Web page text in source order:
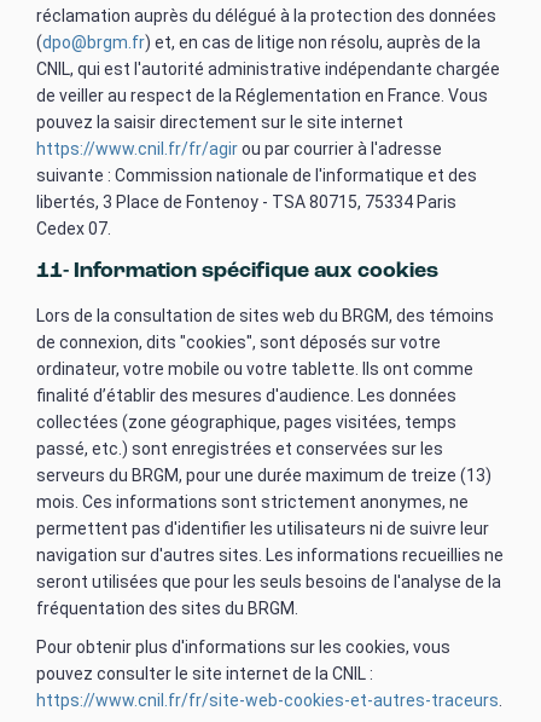
réclamation auprès du délégué à la protection des données
(dpo@brgm.fr) et, en cas de litige non résolu, auprès de la
CNIL, qui est l'autorité administrative indépendante chargée
de veiller au respect de la Réglementation en France. Vous
pouvez la saisir directement sur le site internet
https://www.cnil.fr/fr/agirou par courrier à l'adresse
suivante : Commission nationale de l'informatique et des
libertés, 3 Place de Fontenoy - TSA 80715, 75334 Paris
Cedex 07.
11- Information spécifique aux cookies
Lors de la consultation de sites web du BRGM, des témoins
de connexion, dits "cookies", sont déposés sur votre
ordinateur, votre mobile ou votre tablette. Ils ont comme
finalité d’établir des mesures d'audience. Les données
collectées (zone géographique, pages visitées, temps
passé, etc.) sont enregistrées et conservées sur les
serveurs du BRGM, pour une durée maximum de treize (13)
mois. Ces informations sont strictement anonymes, ne
permettent pas d'identifier les utilisateurs ni de suivre leur
navigation sur d'autres sites. Les informations recueillies ne
seront utilisées que pour les seuls besoins de l'analyse de la
fréquentation des sites du BRGM.
Pour obtenir plus d'informations sur les cookies, vous
pouvez consulter le site internet de la CNIL :
https://www.cnil.fr/fr/site-web-cookies-et-autres-traceurs